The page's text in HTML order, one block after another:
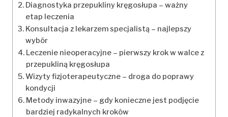
Diagnostyka przepukliny kręgosłupa – ważny
etap leczenia
Konsultacja z lekarzem specjalistą – najlepszy
wybór
Leczenie nieoperacyjne – pierwszy krok w walce z
przepukliną kręgosłupa
Wizyty fizjoterapeutyczne – droga do poprawy
kondycji
Metody inwazyjne – gdy konieczne jest podjęcie
bardziej radykalnych kroków